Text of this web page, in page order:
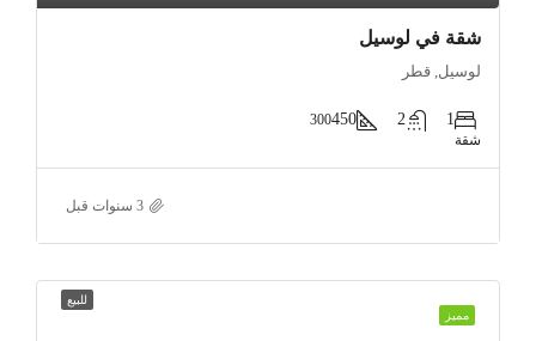
شقة في لوسيل
لوسيل, قطر
1
2
450
300
شقة
مميز
للبيع